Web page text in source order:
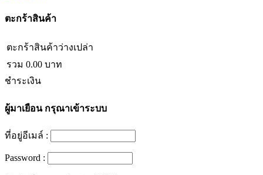
ตะกร้าสินค้า
ตะกร้าสินค้าว่างเปล่า
รวม 0.00 บาท
ชำระเงิน
ผู้มาเยือนกรุณาเข้าระบบ
ที่อยู่อีเมล์ :
Password :